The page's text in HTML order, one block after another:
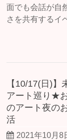
面でも会話が自
さを共有するイ
【10/17(日)
アート巡り★
のアート夜の
活
2021年10月8